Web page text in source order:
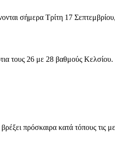
σήμερα Τρίτη 17
τους 26 με 28 βαθμούς Κελσίου.
πρόσκαιρα κατά τόπους τις